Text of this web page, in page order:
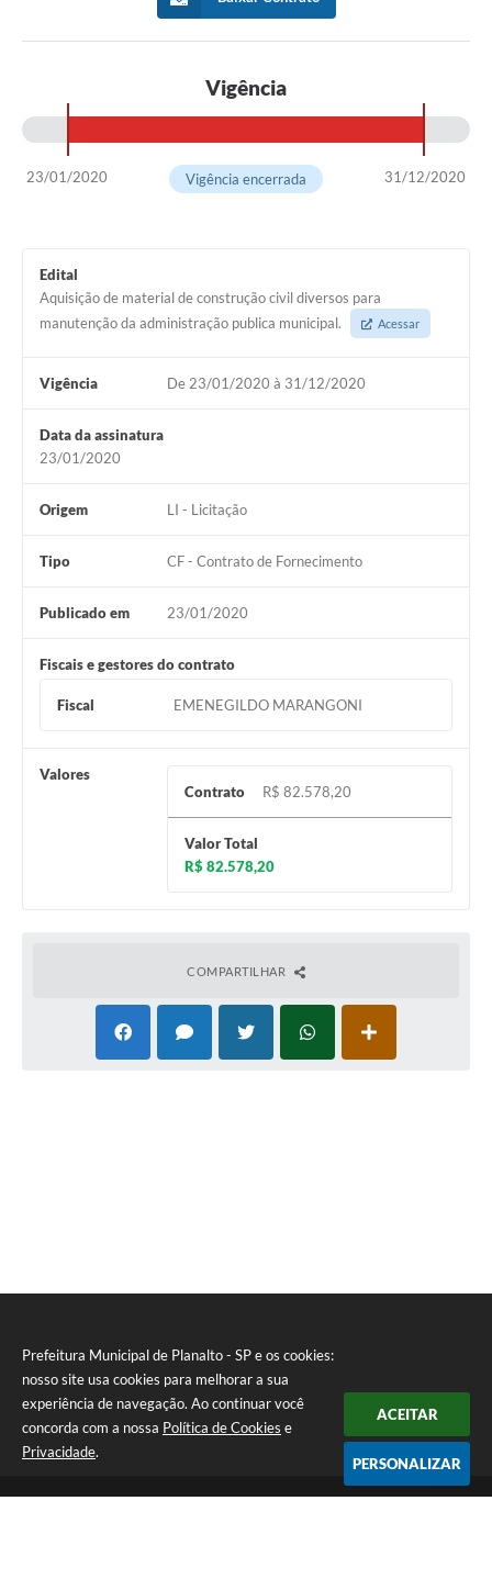
Prefeitura Municipal de Planalto - SP e os cookies:
nosso site usa cookies para melhorar a sua
experiência de navegação. Ao continuar você
concorda com a nossa Política de Cookies e
Privacidade.
ACEITAR
PERSONALIZAR
Vigência
23/01/2020 31/12/2020
Vigência encerrada
Edital
Aquisição de material de construção civil diversos para
manutenção da administração publica municipal.
Acessar
Vigência De 23/01/2020 à 31/12/2020
Data da assinatura
23/01/2020
Origem LI - Licitação
Tipo CF - Contrato de Fornecimento
Publicado em 23/01/2020
Fiscais e gestores do contrato
Fiscal EMENEGILDO MARANGONI
Valores
Contrato
R$ 82.578,20
Valor Total
R$ 82.578,20
COMPARTILHAR